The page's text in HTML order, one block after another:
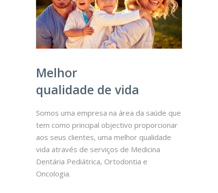
Melhor
qualidade de vida
Somos uma empresa na área da saúde que
tem como principal objectivo proporcionar
aos seus clientes, uma melhor qualidade
vida através de serviços de Medicina
Dentária Pediátrica, Ortodontia e
Oncologia.